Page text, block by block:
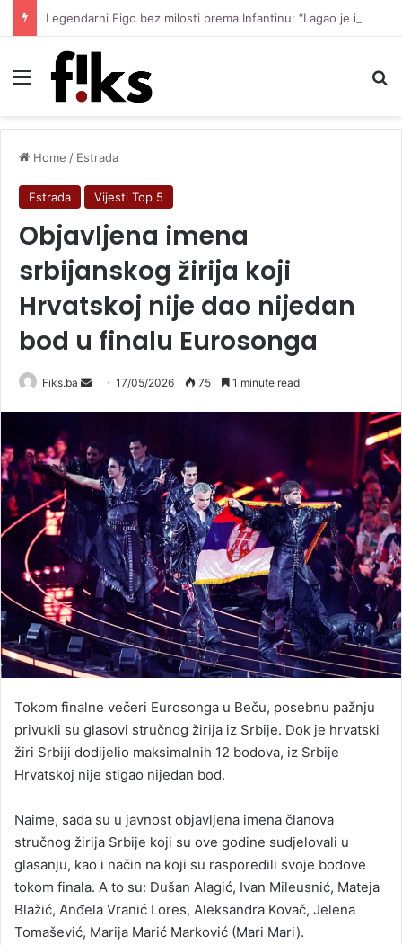
Menu
Home / Estrada
Estrada Vijesti Top 5
Objavljena imena
srbijanskog žirija koji
Hrvatskoj nije dao nijedan
bod u finalu Eurosonga
Fiks.ba
Send17/05/2026 75 1 minute read
Tokom finalne večeri Eurosonga u Beču, posebnu pažnju
privukli su glasovi stručnog žirija iz Srbije. Dok je hrvatski
žiri Srbiji dodijelio maksimalnih 12 bodova, iz Srbije
Hrvatskoj nije stigao nijedan bod.
Naime, sada su u javnost objavljena imena članova
stručnog žirija Srbije koji su ove godine sudjelovali u
glasanju, kao i način na koji su rasporedili svoje bodove
tokom finala. A to su: Dušan Alagić, Ivan Mileusnić, Mateja
Blažić, Anđela Vranić Lores, Aleksandra Kovač, Jelena
Tomašević, Marija Marić Marković (Mari Mari).